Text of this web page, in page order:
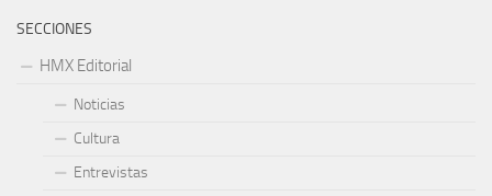
SECCIONES
HMX Editorial
Noticias
Cultura
Entrevistas